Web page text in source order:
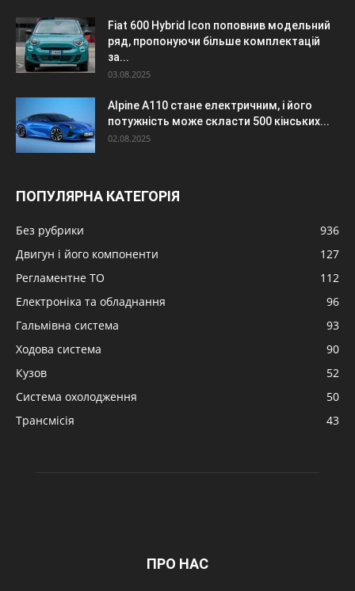
Fiat 600 Hybrid Icon поповнив модельний
ряд, пропонуючи більше комплектацій
за...
03.08.2025
Alpine A110 стане електричним, і його
потужність може скласти 500 кінських...
02.08.2025
ПОПУЛЯРНА КАТЕГОРІЯ
Без рубрики
936
Двигун і його компоненти
127
Регламентне ТО
112
Електроніка та обладнання
96
Гальмівна система
93
Ходова система
90
Кузов
52
Система охолодження
50
Трансмісія
43
ПРО НАС